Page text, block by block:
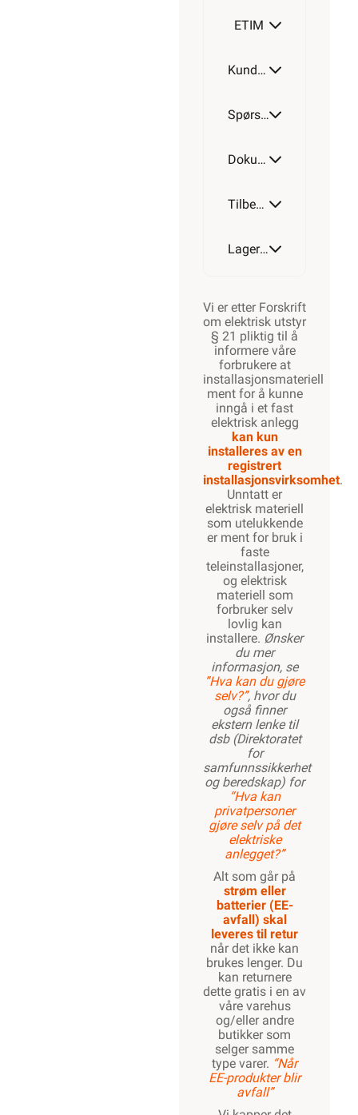
ETIM
Kundeomtale
Spørsmål og svar
Dokumentasjon
Tilbehør
Lagerstatus
Vi er etter Forskrift
om elektrisk utstyr
§ 21 pliktig til å
informere våre
forbrukere at
installasjonsmateriell
ment for å kunne
inngå i et fast
elektrisk anlegg
kan kun
installeres av en
registrert
installasjonsvirksomhet.
Unntatt er
elektrisk materiell
som utelukkende
er ment for bruk i
faste
teleinstallasjoner,
og elektrisk
materiell som
forbruker selv
lovlig kan
installere. Ønsker
du mer
informasjon, se
”Hva kan du gjøre
selv?”, hvor du
også finner
ekstern lenke til
dsb (Direktoratet
for
samfunnssikkerhet
og beredskap) for
“Hva kan
privatpersoner
gjøre selv på det
elektriske
anlegget?”
Alt som går på
strøm eller
batterier (EE-
avfall) skal
leveres til retur
når det ikke kan
brukes lenger. Du
kan returnere
dette gratis i en av
våre varehus
og/eller andre
butikker som
selger samme
type varer. “Når
EE-produkter blir
avfall”